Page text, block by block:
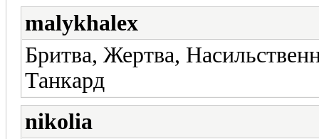
malykhalex
Бритва, Жертва,
Танкард
nikolia